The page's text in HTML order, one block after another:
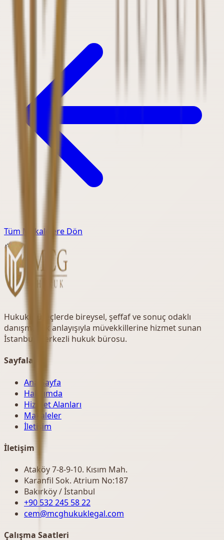
Tüm Makalelere Dön
Hukuki süreçlerde bireysel, şeffaf ve sonuç odaklı
danışmanlık anlayışıyla müvekkillerine hizmet sunan
İstanbul merkezli hukuk bürosu.
Sayfalar
Ana Sayfa
Hakkımda
Hizmet Alanları
Makaleler
İletişim
İletişim
Ataköy 7-8-9-10. Kısım Mah.
Karanfil Sok. Atrium No:187
Bakırköy / İstanbul
+90 532 245 58 22
cem@mcghukuklegal.com
Çalışma Saatleri